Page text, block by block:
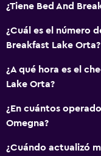
¿Tiene Bed And
¿Cuál es el número
Breakfast Lake Orta?
¿A qué hora es el
Lake Orta?
¿En cuántos
Omegna?
¿Cuándo actualizó